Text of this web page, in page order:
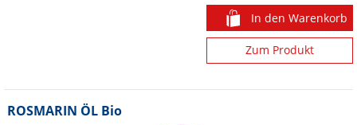
In den Warenkorb
Zum Produkt
ROSMARIN ÖL Bio